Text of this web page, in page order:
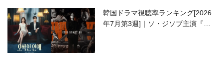
韓国ドラマ視聴率ランキング[2026
年7月第3週]｜ソ・ジソブ主演『エ